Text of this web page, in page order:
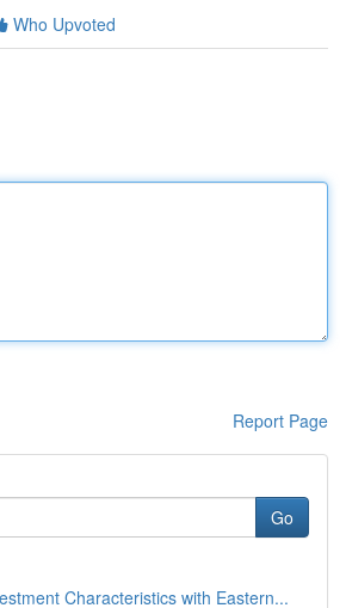
Who Upvoted
Report Page
Go
Characteristics with Eastern...